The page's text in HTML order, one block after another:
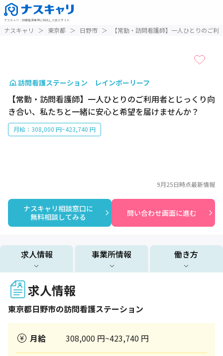
ナスキャリ ： 訪問看護業界に特化した求人サイト
ナスキャリ ＞ 東京都 ＞ 日野市 ＞ 【常勤・訪問看護師】一人ひとりのご
訪問看護ステーション レインボーリーフ
【常勤・訪問看護師】一人ひとりのご利用者とじっくり向
き合い、私たちと一緒に安心と希望を届けませんか？
月給：308,000 円~423,740 円
ナスキャリ相談窓口に
無料相談してみる
問い合わせ画面に進む
9月25日時点最新情報
求人情報 事業所情報 働き方
求人情報
東京都日野市の訪問看護ステーション
月給 308,000 円~423,740 円